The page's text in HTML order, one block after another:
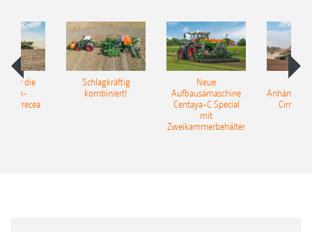
für die
Precea
Schlagkräftig
kombiniert!
Neue
Aufbausämaschine
Centaya-C Special
mit
Zweikammerbehälter
Cirrus